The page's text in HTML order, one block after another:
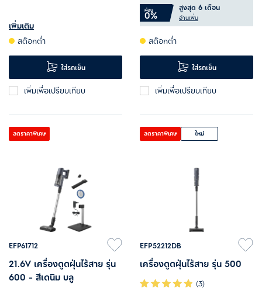
ระบบแยกฝุ่นไซโคลนหลายขั้นตอน
ช่วยลดการอุดตันของตัวกรอง
เพิ่มเติม
สต๊อกต่ำ
ใส่รถเข็น
เพิ่มเพื่อเปรียบเทียบ
เทฝุ่นผงง่ายและไม่ฟุ้งกระจาย
ใช้งานตัวเครื่องส่วนมือถือได้ต่อ
เนื่องนาน 50 นาที*
ผ่อน
0%
สูงสุด 6 เดือน
อ่านเพิ่ม
สต๊อกต่ำ
ใส่รถเข็น
เพิ่มเพื่อเปรียบเทียบ
ลดราคาพิเศษ
EFP61712
21.6V เครื่องดูดฝุ่นไร้สาย รุ่น
600 - สีเดนิม บลู
ลดราคาพิเศษ ใหม่
EFP52212DB
เครื่องดูดฝุ่นไร้สาย รุ่น 500
(3)